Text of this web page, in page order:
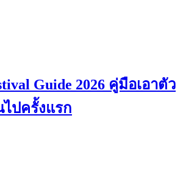
Guide 2026 คู่มือเอาตัว
ปครั้งแรก